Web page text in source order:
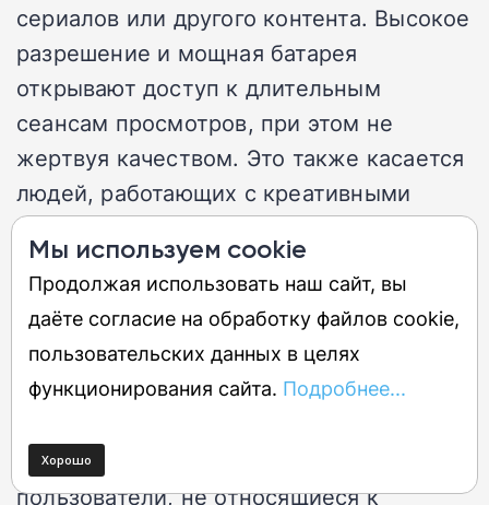
сериалов или другого контента. Высокое
разрешение и мощная батарея
открывают доступ к длительным
сеансам просмотров, при этом не
жертвуя качеством. Это также касается
людей, работающих с креативными
проектами или получающих
образование, поскольку станция может
работать как универсальный
инструмент.
Необходимость в каждом сегменте
С другой стороны, увлеченные
пользователи, не относящиеся к
Мы используем cookie
Продолжая использовать наш сайт, вы
даёте согласие на обработку файлов cookie,
пользовательских данных в целях
функционирования сайта. Подробнее...